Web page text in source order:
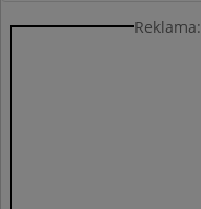
Reklama: